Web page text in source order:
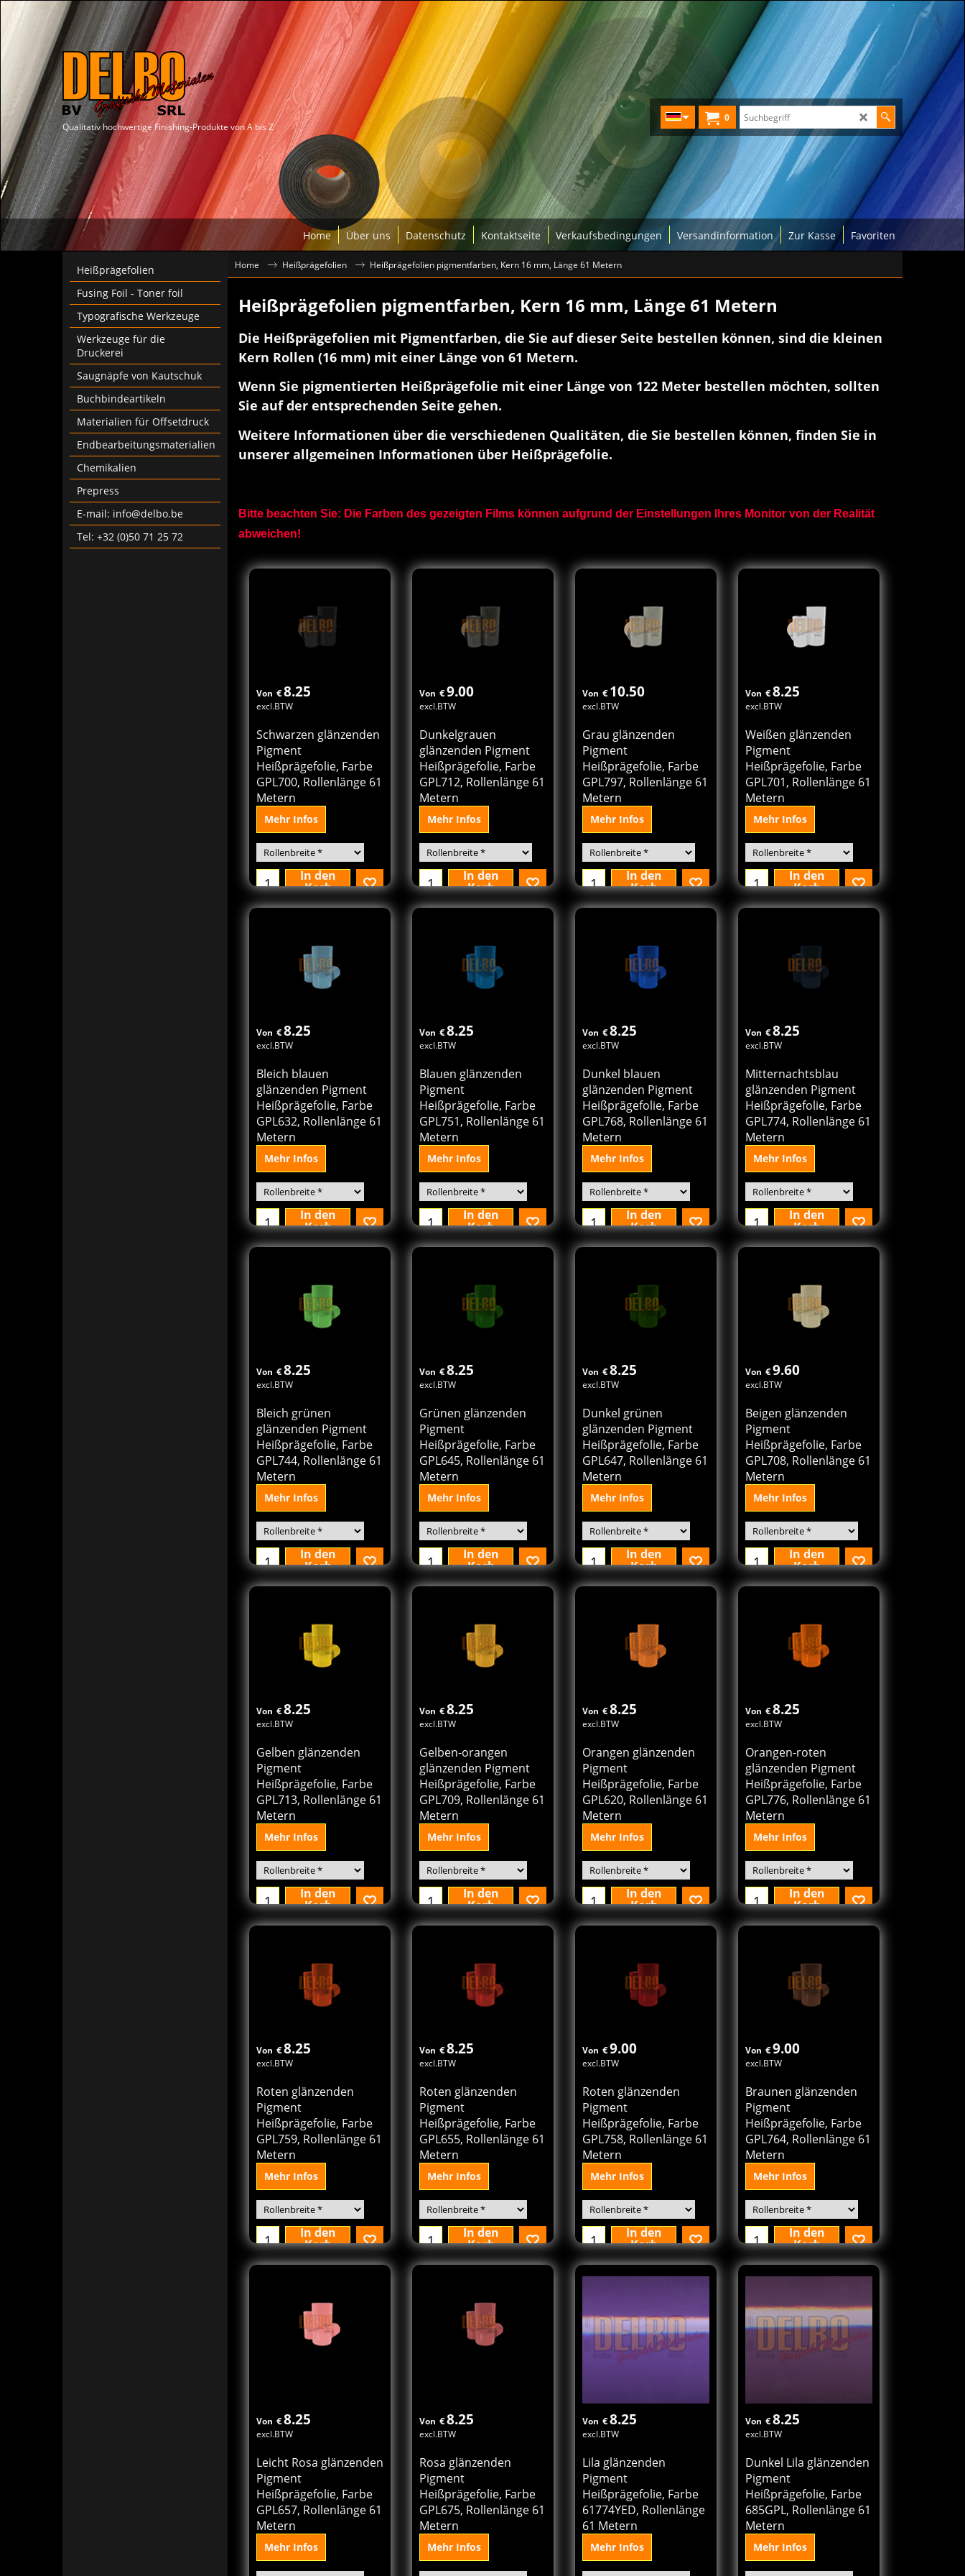
Qualitativ hochwertige Finishing-Produkte von A bis Z
0
Home Über uns Datenschutz Kontaktseite Verkaufsbedingungen Versandinformation Zur Kasse Favoriten
Heißprägefolien
Fusing Foil - Toner foil
Typografische Werkzeuge
Werkzeuge für die
Druckerei
Saugnäpfe von Kautschuk
Buchbindeartikeln
Materialien für Offsetdruck
Endbearbeitungsmaterialien
Chemikalien
Prepress
E-mail: info@delbo.be
Tel: +32 (0)50 71 25 72
Home Heißprägefolien Heißprägefolien pigmentfarben, Kern 16 mm, Länge 61 Metern
Heißprägefolien pigmentfarben, Kern 16 mm, Länge 61 Metern
Die Heißprägefolien mit Pigmentfarben, die Sie auf dieser Seite bestellen können, sind die kleinen
Kern Rollen (16 mm) mit einer Länge von 61 Metern.
Wenn Sie pigmentierten Heißprägefolie mit einer Länge von 122 Meter bestellen möchten, sollten
Sie auf der entsprechenden Seite gehen.
Weitere Informationen über die verschiedenen Qualitäten, die Sie bestellen können, finden Sie in
unserer allgemeinen Informationen über Heißprägefolie.
Bitte beachten Sie: Die Farben des gezeigten Films können aufgrund der Einstellungen Ihres Monitor von der Realität
abweichen!
Von €8.25
excl.BTW
Schwarzen glänzenden
Pigment
Heißprägefolie, Farbe
GPL700, Rollenlänge 61
Metern
Mehr Infos
In den
Korb
Von €9.00
excl.BTW
Dunkelgrauen
glänzenden Pigment
Heißprägefolie, Farbe
GPL712, Rollenlänge 61
Metern
Mehr Infos
In den
Korb
Von € 10.50
excl.BTW
Grau glänzenden
Pigment
Heißprägefolie, Farbe
GPL797, Rollenlänge 61
Metern
Mehr Infos
In den
Korb
Von €8.25
excl.BTW
Weißen glänzenden
Pigment
Heißprägefolie, Farbe
GPL701, Rollenlänge 61
Metern
Mehr Infos
In den
Korb
Von €8.25
Bleich blauen
glänzenden Pigment
Heißprägefolie, Farbe
GPL632, Rollenlänge 61
Metern
Mehr Infos
In den
Korb
Von €8.25
Blauen glänzenden
Pigment
Heißprägefolie, Farbe
GPL751, Rollenlänge 61
Metern
Mehr Infos
In den
Korb
Von €8.25
Dunkel blauen
glänzenden Pigment
Heißprägefolie, Farbe
GPL768, Rollenlänge 61
Metern
Mehr Infos
In den
Korb
Von €8.25
Mitternachtsblau
glänzenden Pigment
Heißprägefolie, Farbe
GPL774, Rollenlänge 61
Metern
Mehr Infos
In den
Korb
8.25
excl.BTW
Bleich grünen
glänzenden Pigment
Heißprägefolie, Farbe
GPL744, Rollenlänge 61
Metern
Mehr Infos
In den
Korb
8.25
excl.BTW
Grünen glänzenden
Pigment
Heißprägefolie, Farbe
GPL645, Rollenlänge 61
Metern
Mehr Infos
In den
Korb
8.25
excl.BTW
Dunkel grünen
glänzenden Pigment
Heißprägefolie, Farbe
GPL647, Rollenlänge 61
Metern
Mehr Infos
In den
Korb
9.60
excl.BTW
Beigen glänzenden
Pigment
Heißprägefolie, Farbe
GPL708, Rollenlänge 61
Metern
Mehr Infos
In den
Korb
Von 8.25
excl.BTW
Gelben glänzenden
Pigment
Heißprägefolie, Farbe
GPL713, Rollenlänge 61
Metern
Mehr Infos
In den
Von
excl.BTW
Gelben-orangen
glänzenden Pigment
Heißprägefolie, Farbe
GPL709, Rollenlänge 61
Metern
Mehr Infos
In den
Von
excl.BTW
Orangen glänzenden
Pigment
Heißprägefolie, Farbe
GPL620, Rollenlänge 61
Metern
Mehr Infos
In den
Von
excl.BTW
Orangen-roten
glänzenden Pigment
Heißprägefolie, Farbe
GPL776, Rollenlänge 61
Metern
Mehr Infos
In den
Von €8.25
excl.BTW
Roten glänzenden
Pigment
Heißprägefolie, Farbe
GPL759, Rollenlänge 61
Metern
Mehr Infos
Von €8.25
excl.BTW
Roten glänzenden
Pigment
Heißprägefolie, Farbe
GPL655, Rollenlänge 61
Metern
Mehr Infos
Von €9.00
excl.BTW
Roten glänzenden
Pigment
Heißprägefolie, Farbe
GPL758, Rollenlänge 61
Metern
Mehr Infos
In den
Von €9.00
excl.BTW
Braunen glänzenden
Pigment
Heißprägefolie, Farbe
GPL764, Rollenlänge 61
Metern
Mehr Infos
In den
Von € 8.25
excl.BTW
Leicht Rosa glänzenden
Pigment
Heißprägefolie, Farbe
GPL657, Rollenlänge 61
Von € 8.25
excl.BTW
Rosa glänzenden
Pigment
Heißprägefolie, Farbe
GPL675, Rollenlänge 61
Von € 8.25
excl.BTW
Lila glänzenden
Pigment
Heißprägefolie, Farbe
61774YED, Rollenlänge
Von € 8.25
excl.BTW
Dunkel Lila glänzenden
Pigment
Heißprägefolie, Farbe
685GPL, Rollenlänge 61